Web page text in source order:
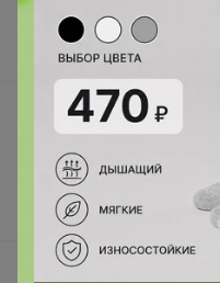
Наша команда
В наличии
Подарочные
Поставщикам
Вакансии
support@24-ok.ru